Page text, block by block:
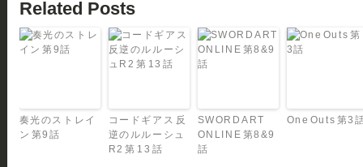
Related Posts
奏光のストレイ
ン 第9話
コードギアス 反
逆のルルーシュ
R2 第 13 話
SWORD ART
ONLINE 第8&9
話
One Outs 第3